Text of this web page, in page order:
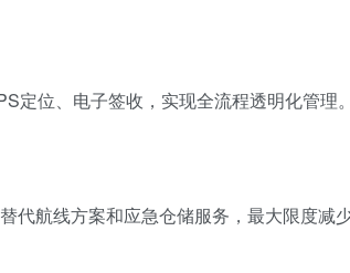
定位、电子签收，实现全流程透明化管理
代航线方案和应急仓储服务，最大限度减